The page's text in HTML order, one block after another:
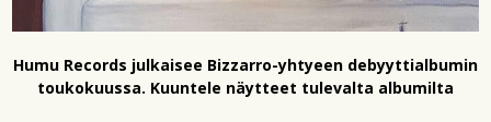
Humu Records julkaisee Bizzarro-yhtyeen debyyttialbumin
toukokuussa. Kuuntele näytteet tulevalta albumilta